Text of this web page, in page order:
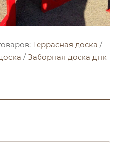
Террасная доска /
/Заборная доска дпк